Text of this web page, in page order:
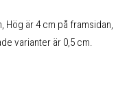
Hög är 4 cm på framsidan,
varianter är 0,5 cm.